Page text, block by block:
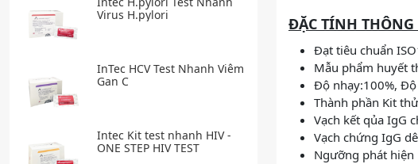
Virus H.pylori
InTec HCV Test Nhanh Viêm
Gan C
Intec Kit test nhanh HIV -
ONE STEP HIV TEST
ĐẶC TÍNH THÔNG
Đạt tiêu chuẩn
Mẫu phẩm huyết
Độ nhạy:100%,
Thành phần Kit
Vạch kết qủa IgG
Vạch chứng IgG
Ngưỡng phát